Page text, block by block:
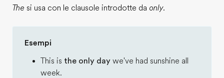
The si usa con le clausole introdotte da only.
Esempi
This is the only day we've had sunshine all
week.